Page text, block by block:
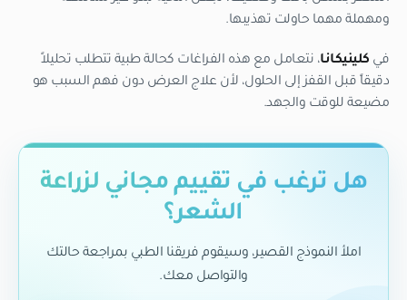
ومهملة مهما حاولت تهذيبها.
في كلينيكانا، نتعامل مع هذه الفراغات كحالة طبية تتطلب تحليلاً
دقيقاً قبل القفز إلى الحلول، لأن علاج العرض دون فهم السبب هو
مضيعة للوقت والجهد.
هل ترغب في تقييم مجاني لزراعة
الشعر؟
املأ النموذج القصير، وسيقوم فريقنا الطبي بمراجعة حالتك
والتواصل معك.